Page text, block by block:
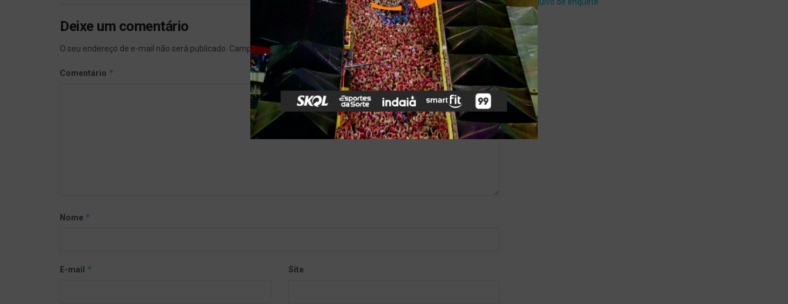
Deixe um comentário
O seu endereço de e-mail não será publicado. Campos obrigatórios são marcados com*
Comentário *
Nome *
E-mail * Site